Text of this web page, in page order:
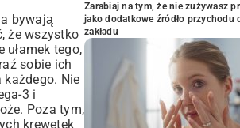
bywają
że wszystko
tego,
sobie ich
Nie
3 i
Poza tym,
krewetek
Zarabiaj na tym, że nie zużywasz
jako dodatkowe źródło przychodu
zakładu